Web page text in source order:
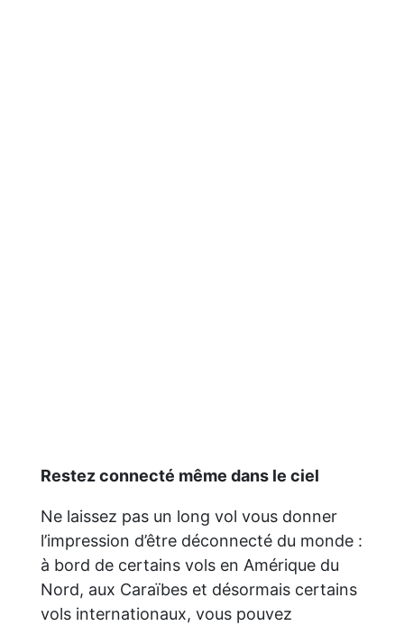
Restez connecté même dans le ciel
Ne laissez pas un long vol vous donner
l’impression d’être déconnecté du monde :
à bord de certains vols en Amérique du
Nord, aux Caraïbes et désormais certains
vols internationaux, vous pouvez